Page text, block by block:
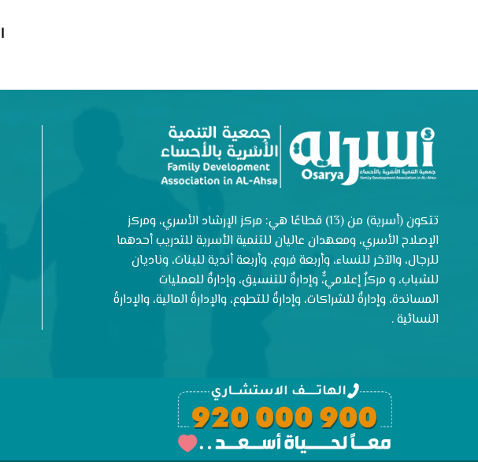
تتكون (أسرية) من (13) قطاعًا هي: مركز الإرشاد الأسري، ومركز
الإصلاح الأسري، ومعهدان عاليان للتنمية الأسرية للتدريب أحدهما
للرجال، والآخر للنساء، وأربعة فروع، وأربعة أندية للبنات، وناديان
للشباب، و مركزٌ إعلاميٌّ، وإدارةٌ للتنسيق، وإدارةٌ للعمليات
المساندة، وإدارةٌ للشراكات، وإدارةٌ للتطوع، والإدارةُ المالية، والإدارةُ
النسائية .